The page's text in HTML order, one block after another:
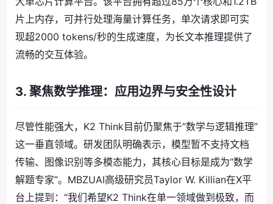
片上内存，可并行处理海量计算任务，单次请求即可实
现超2000 tokens/秒的生成速度，为长文本推理提供了
流畅的交互体验。
3. 聚焦数学推理：应用边界与安全性设计
尽管性能强大，K2 Think目前仍聚焦于“数学与逻辑推理”
这一垂直领域。研发团队明确表示，模型暂不支持文档
传输、图像识别等多模态能力，其核心目标是成为“数学
解题专家”。MBZUAI高级研究员Taylor W. Killian在X平
台上提到：“我们希望K2 Think在单一领域做到极致，而